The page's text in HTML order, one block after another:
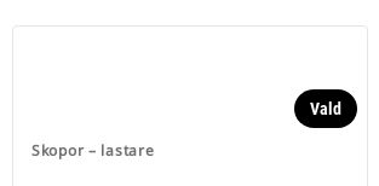
Skopor – lastare
Vald